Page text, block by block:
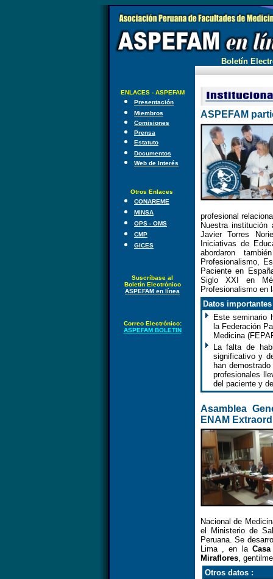
Boletín
ENLACES - ASPEFAM
Presentación
Miembros
Comisiones
Prensa
Estatuto
Documentos
Web de Interés
Otros Enlaces
CONAREME
MINSA
OPS - OMS
CMP
GICES
Suscríbase al
Boletín Electrónico
ASPEFAM en línea
Correo Electrónico:
ASPEFAM BOLETIN
ASPEFAM
profesional
Nuestra
Javier Torres
Iniciativas de
abordaron
Profesionalismo,
Paciente en
Siglo XXI en
Profesionalismo en
Datos
Este seminario
la Federación
Medicina
La falta de
significativo y
han
profesionales
del paciente y
Asamblea
ENAM
Nacional de
el Ministerio de
Peruana. Se
Lima , en la
Miraflores,
Otros datos :